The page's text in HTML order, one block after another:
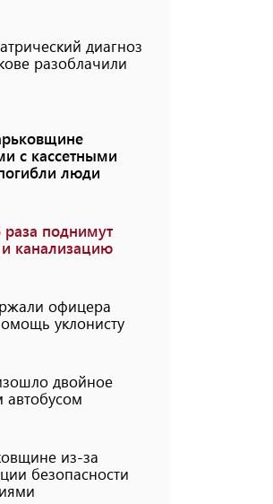
диагноз
разоблачили
с кассетными
люди
раза поднимут
канализацию
офицера
уклонисту
двойное
автобусом
из-за
безопасности